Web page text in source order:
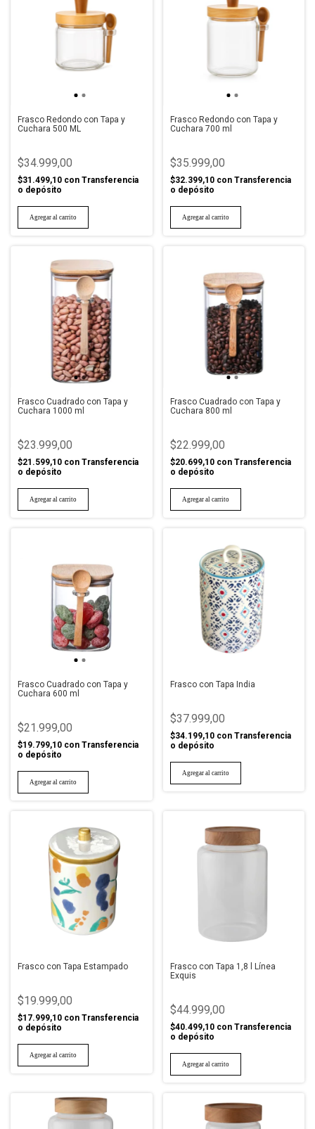
Frasco Redondo con Tapa y
Cuchara 500 ML
$34.999,00
$31.499,10 con Transferencia
o depósito
Frasco Redondo con Tapa y
Cuchara 700 ml
$35.999,00
$32.399,10 con Transferencia
o depósito
Frasco Cuadrado con Tapa y
Cuchara 1000 ml
$23.999,00
$21.599,10 con Transferencia
o depósito
Frasco Cuadrado con Tapa y
Cuchara 800 ml
$22.999,00
$20.699,10 con Transferencia
o depósito
Frasco Cuadrado con Tapa y
Cuchara 600 ml
$21.999,00
$19.799,10 con Transferencia
o depósito
Frasco con Tapa India
$37.999,00
$34.199,10 con Transferencia
o depósito
Frasco con Tapa Estampado
$19.999,00
$17.999,10 con Transferencia
o depósito
Frasco con Tapa 1,8 l Línea
Exquis
$44.999,00
$40.499,10 con Transferencia
o depósito